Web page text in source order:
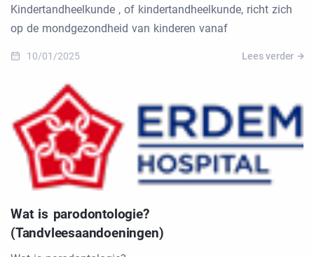
Kindertandheelkunde , of kindertandheelkunde, richt zich
op de mondgezondheid van kinderen vanaf
10/01/2025 Lees verder
Wat is parodontologie?
(Tandvleesaandoeningen)